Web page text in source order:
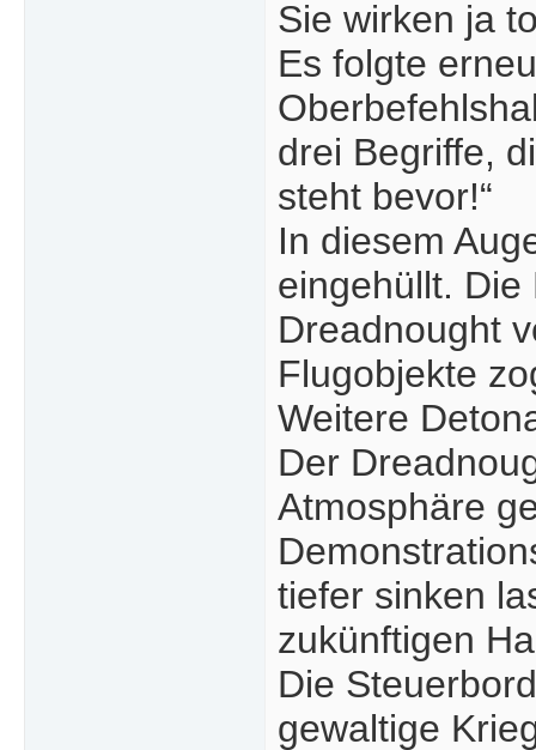
Sie wirken ja
Es folgte
drei Begriffe,
steht bevor!“
In diesem
eingehüllt.
Dreadnought
Flugobjekte
Weitere
Der
Atmosphäre
tiefer sinken
zukünftigen
Die
gewaltige